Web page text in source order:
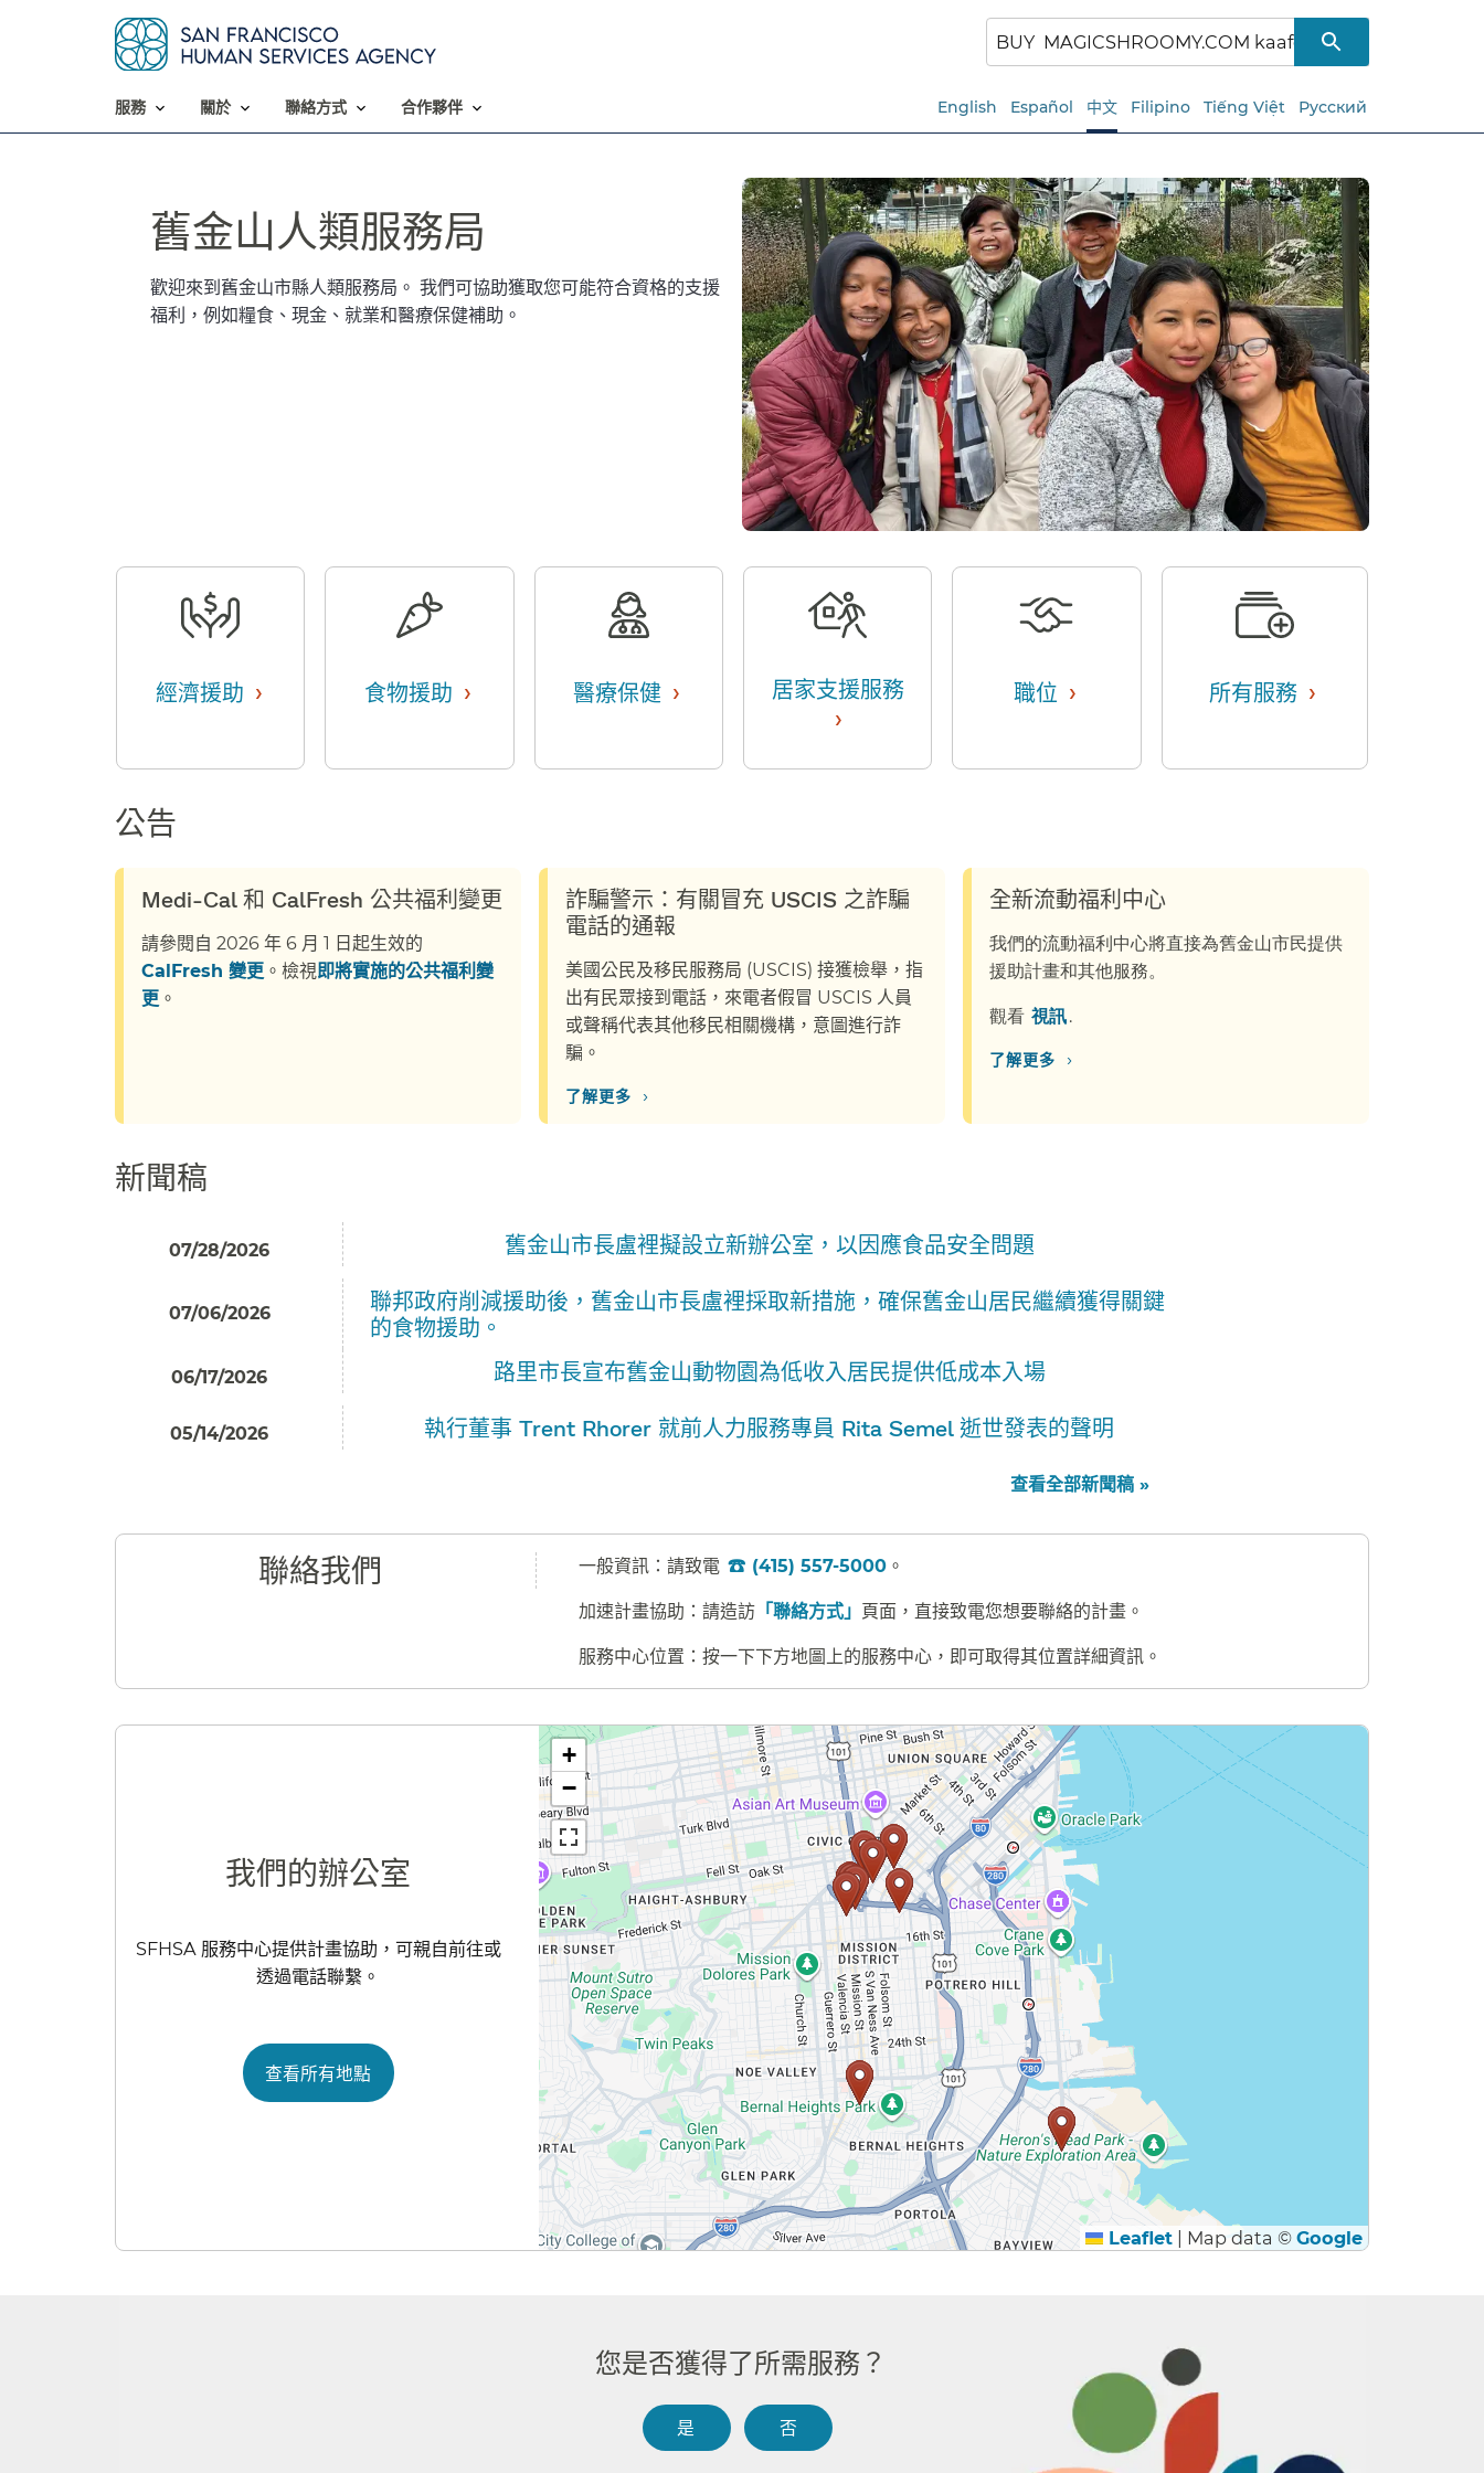
容​​
服務​​ 關於​​ 聯絡方式​​ 合作夥伴​​ English Español 中文 Filipino Tiếng Việt Русский
舊金山人類服務局​​
歡迎來到舊金山市縣人類服務局。 我們可協助獲取您可能符合資格的支援
福利，例如糧食、現金、就業和醫療保健補助。​​
經濟援助 › 食物援助 › 醫療保健 › 居家支援服務
›
職位 › 所有服務 ›
公告​​
Medi-Cal 和 CalFresh 公共福利變更​​
請參閱自 2026 年 6 月 1 日起生效的
CalFresh 變更 。檢視 即將實施的公共福利變
更 。​​
詐騙警示：有關冒充 USCIS 之詐騙
電話的通報​​
美國公民及移民服務局 (USCIS) 接獲檢舉，指
出有民眾接到電話，來電者假冒 USCIS 人員
或聲稱代表其他移民相關機構，意圖進行詐
騙。​​
了解更多​​ ›
全新流動福利中心​​
我們的流動福利中心將直接為舊金山市民提供
援助計畫和其他服務。​​
觀看​​ 視訊​​.
了解更多​​ ›
新聞稿​​
07/28/2026 舊金山市長盧裡擬設立新辦公室，以因應食品安全問題​​
07/06/2026
聯邦政府削減援助後，舊金山市長盧裡採取新措施，確保舊金山居民繼續獲得關鍵
的食物援助。​​
06/17/2026 路里市長宣布舊金山動物園為低收入居民提供低成本入場​​
05/14/2026 執行董事 Trent Rhorer 就前人力服務專員 Rita Semel 逝世發表的聲明​​
查看全部新聞稿 »​​
聯絡我們​​ 一般資訊：請致電 (415) 557-5000 。​​
加速計畫協助：請造訪「聯絡方式」 頁面，直接致電您想要聯絡的計畫。​​
服務中心位置：按一下下方地圖上的服務中心，即可取得其位置詳細資訊。​​
我們的辦公室​​
SFHSA 服務中心提供計畫協助，可親自前往或
透過電話聯繫。​​
查看所有地點​​
+
−
Leaflet | Map data © Google
您是否獲得了所需服務？​​
是​​ 否​​